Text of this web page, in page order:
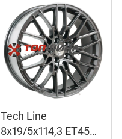
Tech Line
8x19/5x114,3 ET45